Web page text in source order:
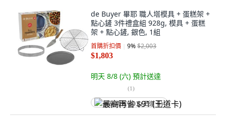
de Buyer 畢耶 職人塔模具 + 蛋糕架 +
點心鏟 3件禮盒組 928g, 模具 + 蛋糕
架 + 點心鏟, 銀色, 1組
首購折扣價 9%$2,003
$1,803
明天 8/8 (六) 預計送達
(1)
最高再省 $91 (王道卡)